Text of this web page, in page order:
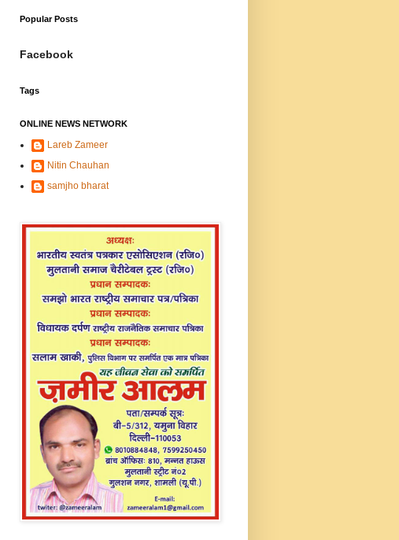
Popular Posts
Facebook
Tags
ONLINE NEWS NETWORK
Lareb Zameer
Nitin Chauhan
samjho bharat